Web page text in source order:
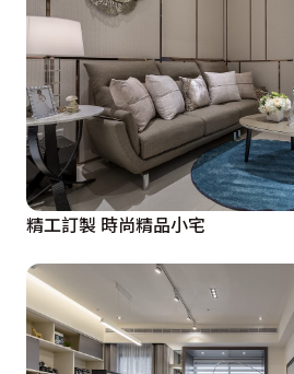
精工訂製 時尚精品小宅